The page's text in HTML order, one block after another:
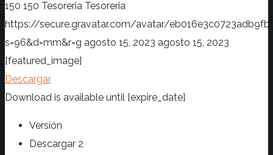
150 150 Tesoreria Tesoreria
https://secure.gravatar.com/avatar/
s=96&d=mm&r=g agosto 15, 2023 agosto 15, 2023
[featured_image]
Descargar
Download is available until [expire_date]
Versión
Descargar 2